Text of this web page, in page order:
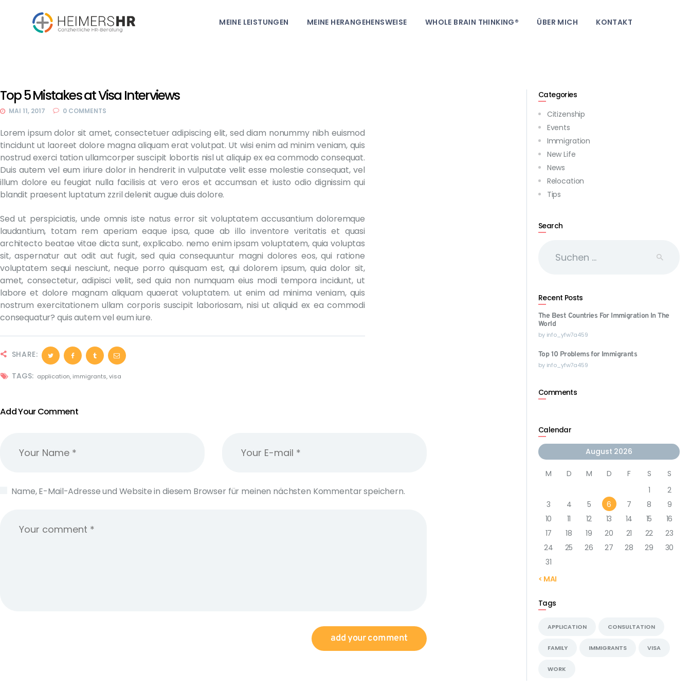
MEINE LEISTUNGEN MEINE HERANGEHENSWEISE WHOLE BRAIN THINKING® ÜBER MICH KONTAKT
WHOLE BRAIN
THINKING®
ÜBER MICH
Top 5 Mistakes at Visa Interviews
MAI 11, 2017 0 COMMENTS
Lorem ipsum dolor sit amet, consectetuer adipiscing elit, sed diam nonummy nibh euismod
tincidunt ut laoreet dolore magna aliquam erat volutpat. Ut wisi enim ad minim veniam, quis
nostrud exerci tation ullamcorper suscipit lobortis nisl ut aliquip ex ea commodo consequat.
Duis autem vel eum iriure dolor in hendrerit in vulputate velit esse molestie consequat, vel
illum dolore eu feugiat nulla facilisis at vero eros et accumsan et iusto odio dignissim qui
blandit praesent luptatum zzril delenit augue duis dolore.
Sed ut perspiciatis, unde omnis iste natus error sit voluptatem accusantium doloremque
laudantium, totam rem aperiam eaque ipsa, quae ab illo inventore veritatis et quasi
architecto beatae vitae dicta sunt, explicabo. nemo enim ipsam voluptatem, quia voluptas
sit, aspernatur aut odit aut fugit, sed quia consequuntur magni dolores eos, qui ratione
voluptatem sequi nesciunt, neque porro quisquam est, qui dolorem ipsum, quia dolor sit,
amet, consectetur, adipisci velit, sed quia non numquam eius modi tempora incidunt, ut
labore et dolore magnam aliquam quaerat voluptatem. ut enim ad minima veniam, quis
nostrum exercitationem ullam corporis suscipit laboriosam, nisi ut aliquid ex ea commodi
consequatur? quis autem vel eum iure.
SHARE:
TAGS: application, immigrants,visa
Add Your Comment
Name, E-Mail-Adresse und Website in diesem Browser für meinen nächsten Kommentar speichern.
Categories
Citizenship
Events
Immigration
New Life
News
Relocation
Tips
Search
nach:
Recent Posts
The Best Countries For Immigration In The
World
by info_yfw7a459
Top 10 Problems for Immigrants
by info_yfw7a459
Comments
Calendar
August 2026
M D M D F S
S
1
2
3
4 5 6 7 8
9
10
11 12 13 14 15
16
17
18 19 20 21 22
23
24
25 26 27 28 29
30
31
« MAI
Tags
APPLICATION CONSULTATION
FAMILY IMMIGRANTS VISA
WORK